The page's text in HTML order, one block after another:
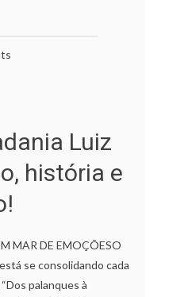
Luiz
história e
MAR DE EMOÇÕESO
se consolidando cada
palanques à